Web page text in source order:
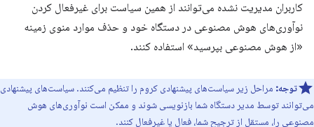
کاربران مدیریت نشده می‌توانند از همین سیاست برای غیرفعال کردن
نوآوری‌های هوش مصنوعی در دستگاه خود و حذف موارد منوی زمینه
«از هوش مصنوعی بپرسید» استفاده کنند.
توجه: مراحل زیر سیاست‌های پیشنهادی کروم را تنظیم می‌کنند. سیاست‌های پیشنهادی
می‌توانند توسط مدیر دستگاه شما بازنویسی شوند و ممکن است نوآوری‌های هوش
مصنوعی را، مستقل از ترجیح شما، فعال یا غیرفعال کنند.